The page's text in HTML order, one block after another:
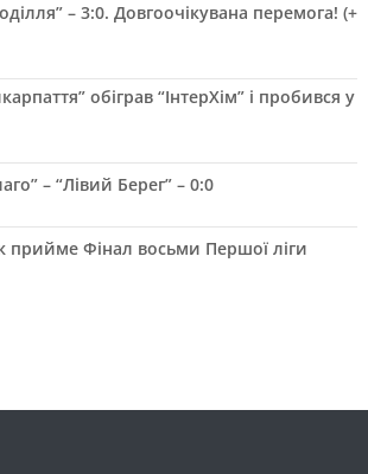
– 3:0. Довгоочікувана перемога! (+
обіграв “ІнтерХім” і пробився у
– “Лівий Берег” – 0:0
прийме Фінал восьми Першої ліги